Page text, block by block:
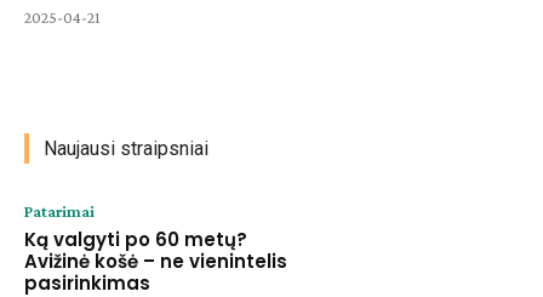
2025-04-21
Naujausi straipsniai
Patarimai
Ką valgyti po 60 metų?
Avižinė košė – ne vienintelis
pasirinkimas